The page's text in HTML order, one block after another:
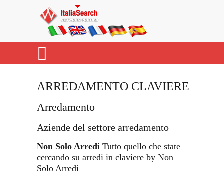
ARREDAMENTO CLAVIERE
Arredamento
Aziende del settore arredamento
Non Solo Arredi Tutto quello che state
cercando su arredi in claviere by Non
Solo Arredi